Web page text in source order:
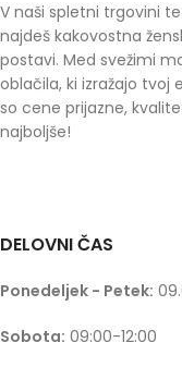
V naši spletni trgovini
najdeš kakovostna
postavi. Med svežimi
oblačila, ki izražajo tvoj
so cene prijazne,
najboljše!
DELOVNI ČAS
Ponedeljek - Petek:
Sobota: 09:00-12:00